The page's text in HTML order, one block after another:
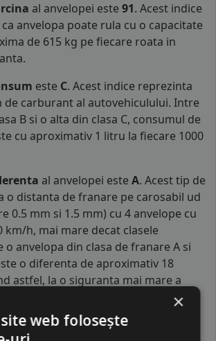
al anvelopei este 91. Acest indice
anvelopa poate rula cu o capacitate
de 615 kg pe fiecare roata in
este C. Acest indice reprezinta
de carburant al autovehiculului. Intre
B si o alta din clasa C, consumul de
cu aproximativ 1 litru la fiecare 1000
al anvelopei este A. Acest tip de
o distanta de franare pe carosabil ud
0.5 mm si 1.5 mm) cu 4 anvelope cu
km/h, mai mare decat clasele
anvelopa din clasa de franare A si
o diferenta de aproximativ 18
astfel, la o siguranta mai mare a
din trafic.
×
web folosește